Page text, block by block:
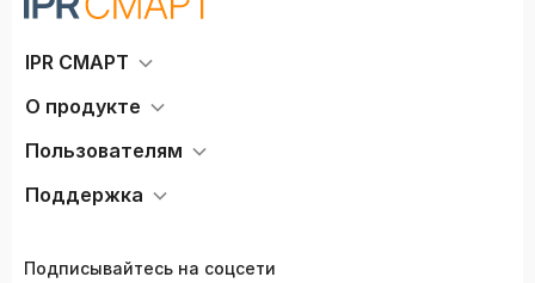
IPR СМАРТ
О продукте
Пользователям
Поддержка
Подписывайтесь на соцсети